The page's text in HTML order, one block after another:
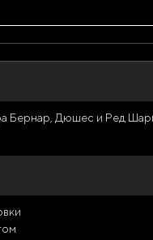
Бернар, Дюшес и Ред